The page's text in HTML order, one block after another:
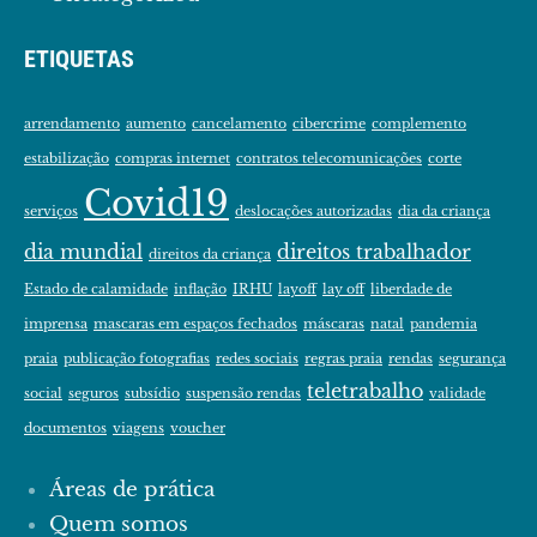
ETIQUETAS
arrendamento aumento cancelamento cibercrime complemento
estabilização compras internet contratos telecomunicações corte
serviços Covid19 deslocações autorizadas dia da criança
dia mundial direitos da criança direitos trabalhador
Estado de calamidade inflação IRHU layoff lay off liberdade de
imprensa mascaras em espaços fechados máscaras natal pandemia
praia publicação fotografias redes sociais regras praia rendas segurança
social seguros subsídio suspensão rendas teletrabalho validade
documentos viagens voucher
Áreas de prática
Quem somos